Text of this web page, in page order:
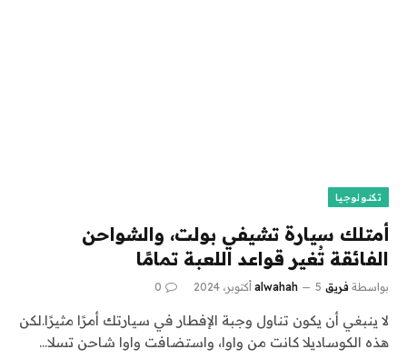
تكنولوجيا
أمتلك سيارة تشيفي بولت، والشواحن
الفائقة تُغير قواعد اللعبة تمامًا
بواسطة فريق alwahah 5 أكتوبر، 2024 0
لا ينبغي أن يكون تناول وجبة الإفطار في سيارتك أمرًا مثيرًا.لكن
هذه الكوساديلا كانت من واوا، واستضافت واوا شاحن تسلا…